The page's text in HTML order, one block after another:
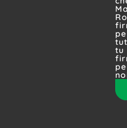
tu